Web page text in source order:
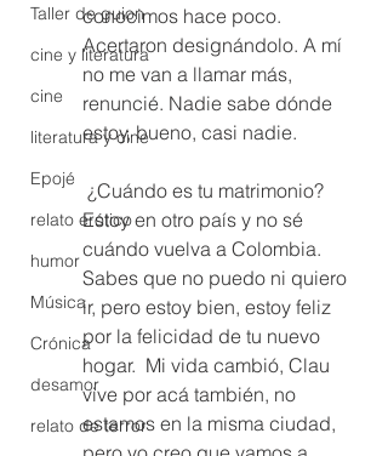
Taller de guion
cine y literatura
cine
literatura y cine
Epojé
relato erótico
humor
Música
Crónica
desamor
relato de terror
conocimos hace poco.
Acertaron designándolo. A mí
no me van a llamar más,
renuncié. Nadie sabe dónde
estoy, bueno, casi nadie.
Estoy en otro país y no sé
cuándo vuelva a Colombia.
Sabes que no puedo ni quiero
ir, pero estoy bien, estoy feliz
por la felicidad de tu nuevo
hogar.  Mi vida cambió, Clau
vive por acá también, no
estamos en la misma ciudad,